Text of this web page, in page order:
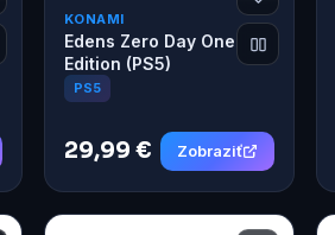
KONAMI
Edens Zero Day One
Edition (PS5)
PS5
29,99 € Zobraziť